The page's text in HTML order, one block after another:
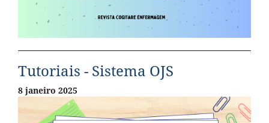
Tutoriais - Sistema OJS
8 janeiro 2025